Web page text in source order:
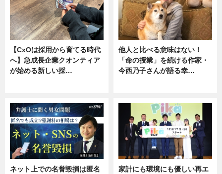
【CxOは採用から育てる時代
へ】急成長企業クオンティア
が始める新しい採…
他人と比べる意味はない！
「命の授業」を続ける作家・
今西乃子さんが語る幸…
ネット上での名誉毀損は匿名
家計にも環境にも優しい再エ